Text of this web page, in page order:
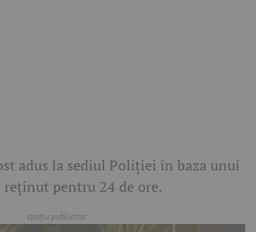
adus la sediul Poliției în baza unui
reținut pentru 24 de ore.